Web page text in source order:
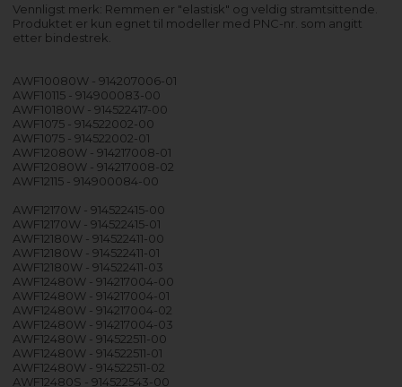
Vennligst merk: Remmen er "elastisk" og veldig stramtsittende.
Produktet er kun egnet til modeller med PNC-nr. som angitt
etter bindestrek.
AWF10080W - 914207006-01
AWF10115 - 914900083-00
AWF10180W - 914522417-00
AWF1075 - 914522002-00
AWF1075 - 914522002-01
AWF12080W - 914217008-01
AWF12080W - 914217008-02
AWF12115 - 914900084-00
AWF12170W - 914522415-00
AWF12170W - 914522415-01
AWF12180W - 914522411-00
AWF12180W - 914522411-01
AWF12180W - 914522411-03
AWF12480W - 914217004-00
AWF12480W - 914217004-01
AWF12480W - 914217004-02
AWF12480W - 914217004-03
AWF12480W - 914522511-00
AWF12480W - 914522511-01
AWF12480W - 914522511-02
AWF12480S - 914522543-00